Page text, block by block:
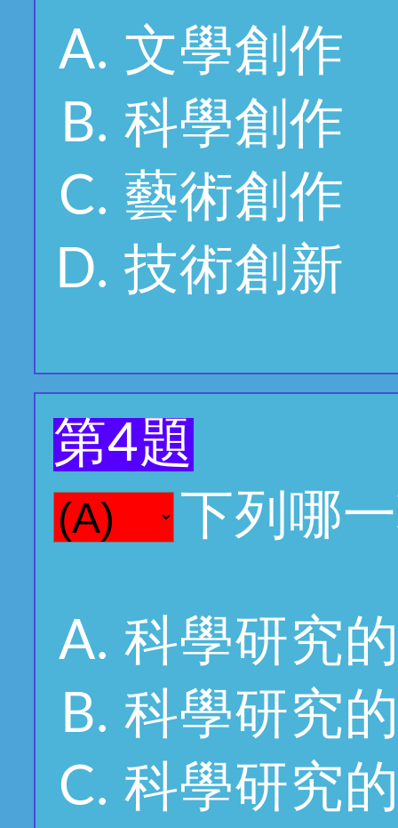
文學創作
科學創作
藝術創作
技術創新
第4題
下列哪
科學研究
科學研究
科學研究